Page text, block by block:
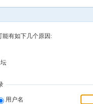
能有如下几个原因:
用户名